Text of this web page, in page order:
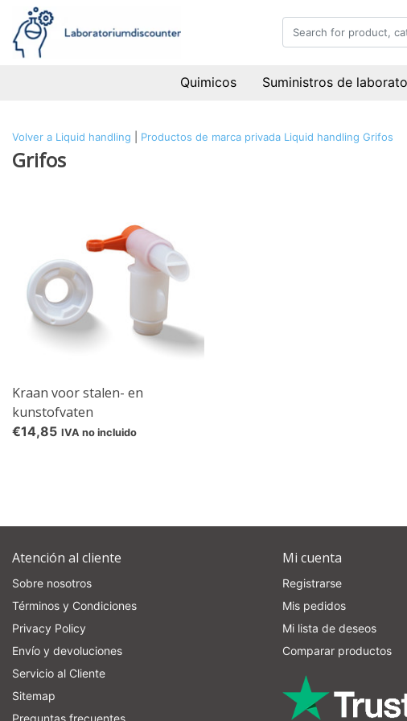
Quimicos Suministros de
Volver a Liquid handling Productos de marca privada Liquid handling Grifos
Grifos
Kraan voor stalen- en
kunstofvaten
€14,85 IVA no incluido
Atención al cliente
Sobre nosotros
Términos y Condiciones
Privacy Policy
Envío y devoluciones
Servicio al Cliente
Sitemap
Preguntas frecuentes
Mi cuenta
Registrarse
Mis pedidos
Mi lista de deseos
Comparar productos